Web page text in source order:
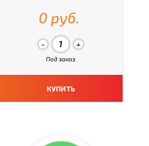
0 руб.
Под заказ
КУПИТЬ